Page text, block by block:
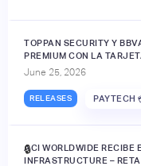
TOPPAN SECURITY Y
PREMIUM CON LA
June 25, 2026
RELEASES PAYTECH
ACI WORLDWIDE RECIBE
INFRASTRUCTURE –
🔒